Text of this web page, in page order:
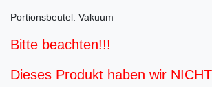
Portionsbeutel: Vakuum
Bitte beachten!!!
Dieses Produkt haben wir